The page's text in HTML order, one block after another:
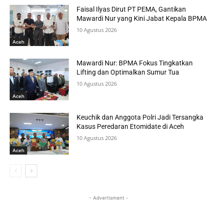
Aceh
Faisal Ilyas Dirut PT PEMA, Gantikan
Mawardi Nur yang Kini Jabat Kepala BPMA
10 Agustus 2026
Aceh
Mawardi Nur: BPMA Fokus Tingkatkan
Lifting dan Optimalkan Sumur Tua
10 Agustus 2026
Aceh
Keuchik dan Anggota Polri Jadi Tersangka
Kasus Peredaran Etomidate di Aceh
10 Agustus 2026
- Advertisment -